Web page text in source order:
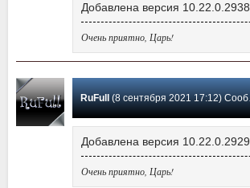
Добавлена версия 10.22.0.2938
Очень приятно, Царь!
RuFull (8 сентября 2021 17:12) Сообщение #254
Добавлена версия 10.22.0.2929
Очень приятно, Царь!